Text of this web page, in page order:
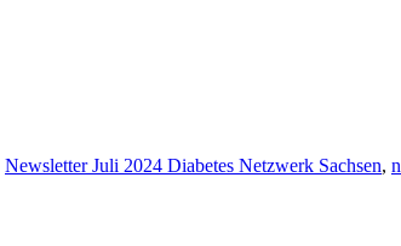
Newsletter Juli 2024 Diabetes Netzwerk Sachsen,